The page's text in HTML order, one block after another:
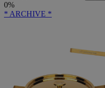
0%
* ARCHIVE *